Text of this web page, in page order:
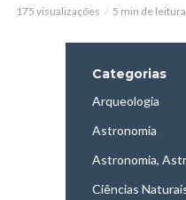
175 visualizações 5 min de leitura
Categorias
Arqueologia
Astronomia
Astronomia,
Ciências